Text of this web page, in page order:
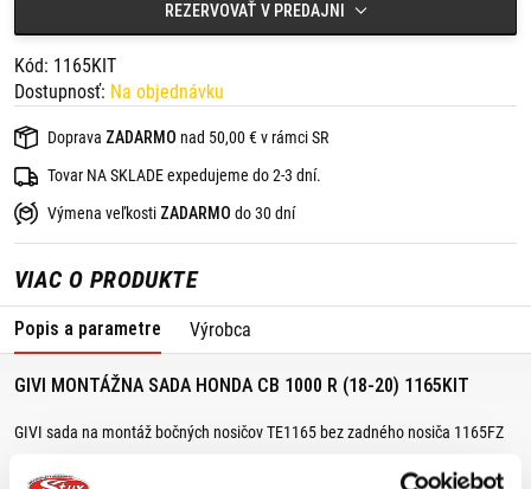
REZERVOVAŤ V PREDAJNI
Kód: 1165KIT
Dostupnosť: Na objednávku
Doprava ZADARMO nad 50,00 € v rámci SR
Tovar NA SKLADE expedujeme do 2-3 dní.
Výmena veľkosti ZADARMO do 30 dní
VIAC O PRODUKTE
Popis a parametre Výrobca
GIVI MONTÁŽNA SADA HONDA CB 1000 R (18-20) 1165KIT
GIVI sada na montáž bočných nosičov TE1165 bez zadného nosiča 1165FZ
Vhodné pre: